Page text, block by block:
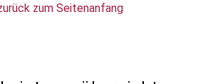
zum Seitenanfang